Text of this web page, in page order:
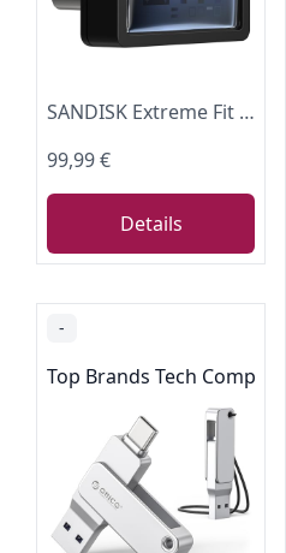
SANDISK Extreme Fit USB Flash-Laufwerk 512 GB (bis zu 400 MB/s Lesegeschwindigkeit, Speicher zur dauerhaften Aufrüstung, SANDISK App)
99,99 €
Details
-
Top Brands Tech